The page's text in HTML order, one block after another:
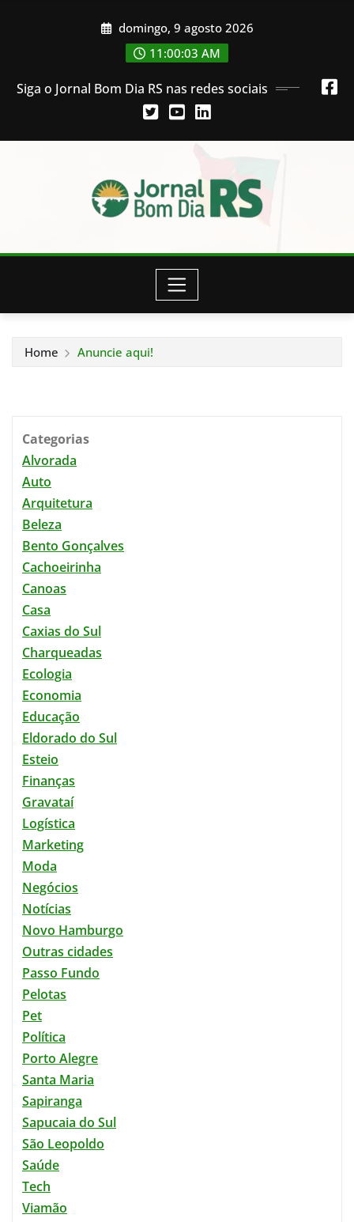
domingo, 9 agosto 2026
11:00:03 AM
Siga o Jornal Bom Dia RS nas redes sociais
Home Anuncie aqui!
Categorias
Alvorada
Auto
Arquitetura
Beleza
Bento Gonçalves
Cachoeirinha
Canoas
Casa
Caxias do Sul
Charqueadas
Ecologia
Economia
Educação
Eldorado do Sul
Esteio
Finanças
Gravataí
Logística
Marketing
Moda
Negócios
Notícias
Novo Hamburgo
Outras cidades
Passo Fundo
Pelotas
Pet
Política
Porto Alegre
Santa Maria
Sapiranga
Sapucaia do Sul
São Leopoldo
Saúde
Tech
Viamão